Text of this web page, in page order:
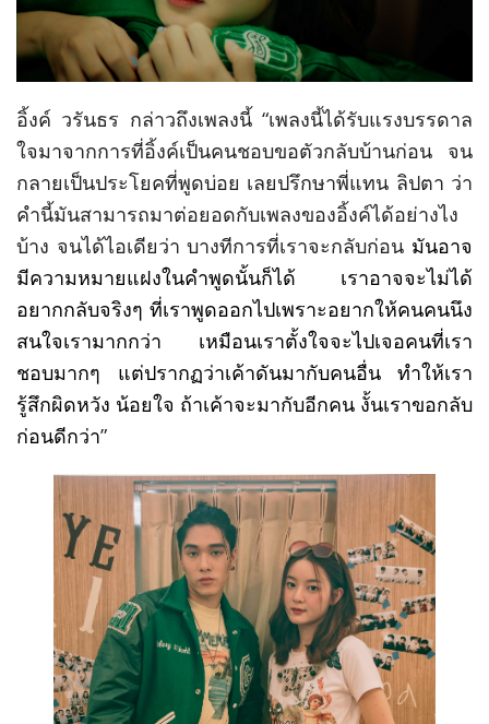
อิ้งค์ วรันธร กล่าวถึงเพลงนี้ “เพลงนี้ได้รับแรงบรรดาล
ใจมาจากการที่อิ้งค์เป็นคนชอบขอตัวกลับบ้านก่อน จน
กลายเป็นประโยคที่พูดบ่อย เลยปรึกษาพี่แทน ลิปตา ว่า
คำนี้มันสามารถมาต่อยอดกับเพลงของอิ้งค์ได้อย่างไง
บ้าง จนได้ไอเดียว่า บางทีการที่เราจะกลับก่อน มันอาจ
มีความหมายแฝงในคำพูดนั้นก็ได้ เราอาจจะไม่ได้
อยากกลับจริงๆ ที่เราพูดออกไปเพราะอยากให้คนคนนึง
สนใจเรามากกว่า เหมือนเราตั้งใจจะไปเจอคนที่เรา
ชอบมากๆ แต่ปรากฏว่าเค้าดันมากับคนอื่น ทำให้เรา
รู้สึกผิดหวัง น้อยใจ ถ้าเค้าจะมากับอีกคน งั้นเราขอกลับ
ก่อนดีกว่า”